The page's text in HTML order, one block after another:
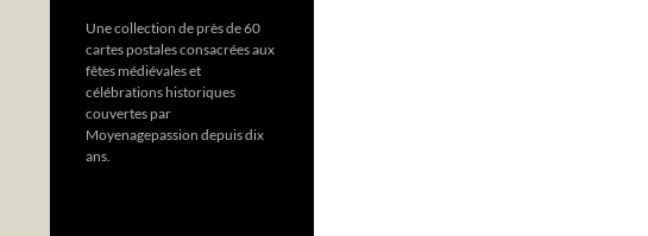
Une collection de près de 60
cartes postales consacrées aux
fêtes médiévales et
célébrations historiques
couvertes par
Moyenagepassion depuis dix
ans.